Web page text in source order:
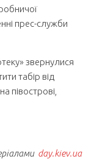
прес-служби
звернулися
табір від
півострові,
day.kiev.ua